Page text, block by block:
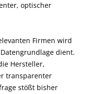
optischer
Firmen wird
dient.
Hersteller,
transparenter
stößt bisher